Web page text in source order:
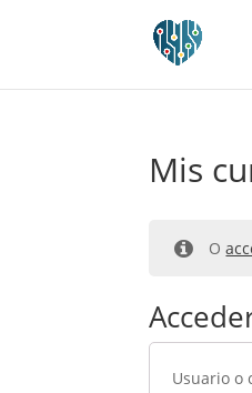
Mis
O
Usuario o